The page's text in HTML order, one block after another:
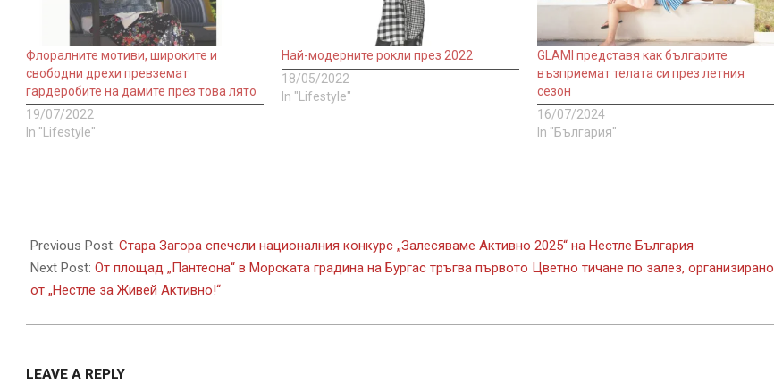
Флоралните мотиви, широките и
свободни дрехи превземат
гардеробите на дамите през това лято
19/07/2022
In "Lifestyle"
Най-модерните рокли през 2022
18/05/2022
In "Lifestyle"
GLAMI представя как българите
възприемат телата си през летния
сезон
16/07/2024
In "България"
07-
15
Previous Post: Стара Загора спечели националния конкурс „Залесяваме Активно 2025“ на Нестле България
Next Post: От площад „Пантеона“ в Морската градина на Бургас тръгва първото Цветно тичане по залез, организирано
от „Нестле за Живей Активно!“
LEAVE A REPLY